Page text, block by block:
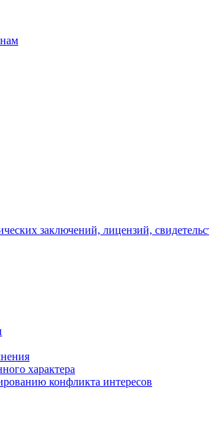
заключений, лицензий,
характера
конфликта интересов